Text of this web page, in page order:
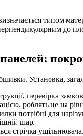
типом
Установка,
перевірка
роблять це на
потрібні для
шар.
стрічка